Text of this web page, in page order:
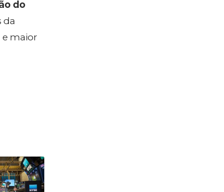
do
da
e maior